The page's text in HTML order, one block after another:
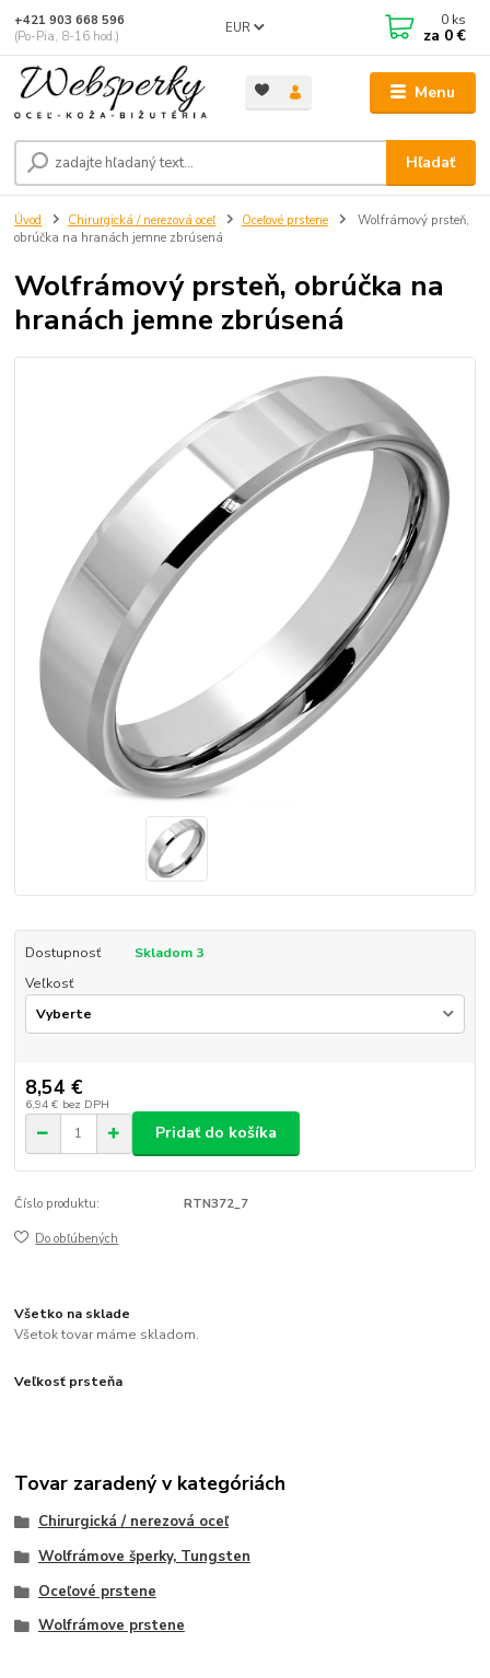
Menu
EUR
Hľadať
+421 903 668 596
(Po-Pia, 8-16 hod.)
0 ks
za 0 €
Úvod Chirurgická / nerezová oceľ Oceľové prstene
Wolfrámový prsteň,
obrúčka na hranách jemne zbrúsená
Wolfrámový prsteň, obrúčka na
hranách jemne zbrúsená
Dostupnosť
Skladom 3
Veľkosť
8,54 €
6,94 € bez DPH
Pridať do košíka
Číslo produktu: RTN372_7
Do obľúbených
Všetko na sklade
Všetok tovar máme skladom.
Veľkosť prsteňa
Tovar zaradený v kategóriách
Chirurgická / nerezová oceľ
Wolfrámove šperky, Tungsten
Oceľové prstene
Wolfrámove prstene